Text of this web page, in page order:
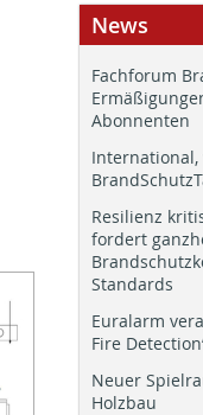
News
Fachforum
Abonnenten
International,
Resilienz
fordert
Standards
Euralarm
Fire
Neuer
Holzbau